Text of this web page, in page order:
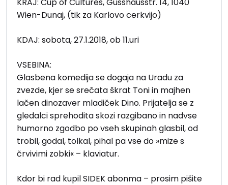
Wien-Dunaj, (tik za Karlovo cerkvijo)
KDAJ: sobota, 27.1.2018, ob 11.uri
VSEBINA:
Glasbena komedija se dogaja na Uradu za
zvezde, kjer se srečata škrat Toni in majhen
lačen dinozaver mladiček Dino. Prijatelja se z
gledalci sprehodita skozi razgibano in nadvse
humorno zgodbo po vseh skupinah glasbil, od
trobil, godal, tolkal, pihal pa vse do »mize s
črvivimi zobki« – klaviatur.
Kdor bi rad kupil SIDEK abonma – prosim pišite